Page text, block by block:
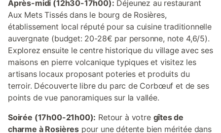
Après-midi (12h30-17h00): Déjeunez au restaurant
Aux Mets Tissés dans le bourg de Rosières,
établissement local réputé pour sa cuisine traditionnelle
auvergnate (budget: 20-28€ par personne, note 4,6/5).
Explorez ensuite le centre historique du village avec ses
maisons en pierre volcanique typiques et visitez les
artisans locaux proposant poteries et produits du
terroir. Découverte libre du parc de Corbœuf et de ses
points de vue panoramiques sur la vallée.
Soirée (17h00-21h00): Retour à votre gîtes de
charme à Rosières pour une détente bien méritée dans